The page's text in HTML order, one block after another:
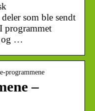
som ble sendt
programmet
og …
programmene
–